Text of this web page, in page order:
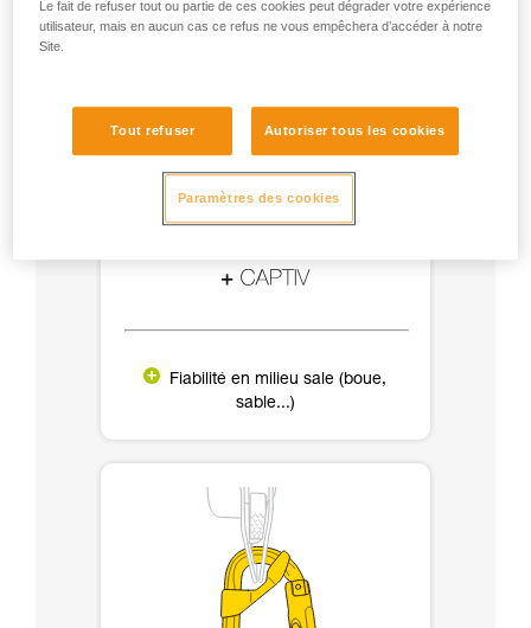
Fiabilité en milieu sale (boue,
sable...)
Le fait de refuser tout ou partie de ces cookies peut dégrader votre expérience
utilisateur, mais en aucun cas ce refus ne vous empêchera d’accéder à notre
Site.
Tout refuser Autoriser tous les cookies
Paramètres des cookies